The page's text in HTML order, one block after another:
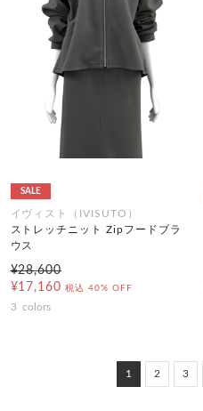
SALE
イヴィスト（IVISUTO）
ストレッチニット Zipフードブラ
ウス
¥28,600
¥17,160 税込 40% OFF
3 colors
1 2 3